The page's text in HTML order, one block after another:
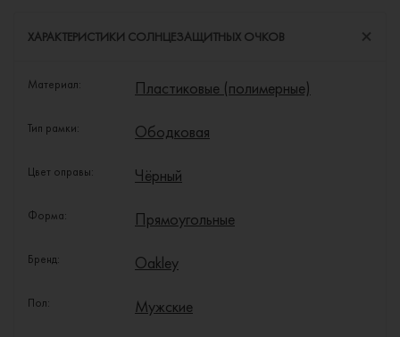
ХАРАКТЕРИСТИКИ СОЛНЦЕЗАЩИТНЫХ ОЧКОВ
Материал: Пластиковые (полимерные)
Тип рамки: Ободковая
Цвет оправы: Чёрный
Форма: Прямоугольные
Бренд: Oakley
Пол: Мужские